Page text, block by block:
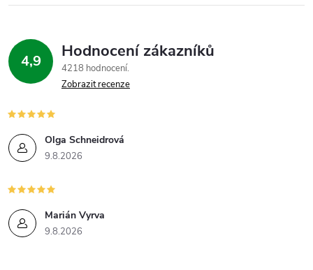
4,9 Hodnocení zákazníků
4218 hodnocení
Zobrazit recenze
Olga Schneidrová
9.8.2026
Marián Vyrva
9.8.2026